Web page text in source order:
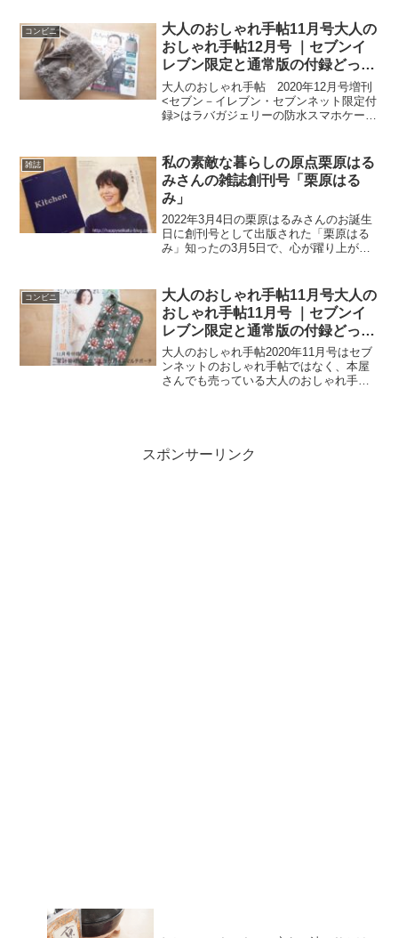
いました。
コンビニ
大人のおしゃれ手帖11月号大人の
おしゃれ手帖12月号 ｜セブンイ
レブン限定と通常版の付録どっち
が買い？
大人のおしゃれ手帖 2020年12月号増刊
<セブン－イレブン・セブンネット限定付
録>はラバガジェリーの防水スマホケース
いエコファーバッグの付録です。
雑誌
私の素敵な暮らしの原点栗原はる
みさんの雑誌創刊号「栗原はる
み」
2022年3月4日の栗原はるみさんのお誕生
日に創刊号として出版された「栗原はる
み」知ったの3月5日で、心が躍り上がり
い」という原点になったのが料理研究家
「栗原はるみ」さんの1996年4月にESSE
から発売された「暮らしのレシピ」で
す。
コンビニ
大人のおしゃれ手帖11月号大人の
おしゃれ手帖11月号 ｜セブンイ
レブン限定と通常版の付録どっち
が買い？
大人のおしゃれ手帖2020年11月号はセブ
ンネットのおしゃれ手帖ではなく、本屋
さんでも売っている大人のおしゃれ手帖
スポンサーリンク